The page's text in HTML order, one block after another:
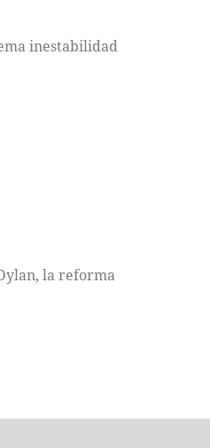
inestabilidad
la reforma